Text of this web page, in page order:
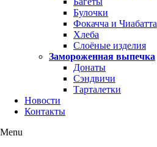
Булочки
Фокачча и Чиабатта
Хлеба
Слоёные изделия
Замороженная выпечка
Донаты
Сэндвичи
Тарталетки
Новости
Контакты
Menu